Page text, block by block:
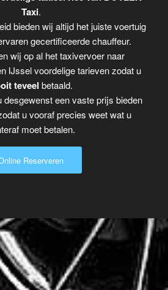
Taxi.
bieden wij altijd het juiste voertuig
gecertificeerde chauffeur.
wij op al het taxivervoer naar
IJssel voordelige tarieven zodat u
teveel betaald.
desgewenst een vaste prijs bieden
u vooraf precies weet wat u
moet betalen.
Reserveren